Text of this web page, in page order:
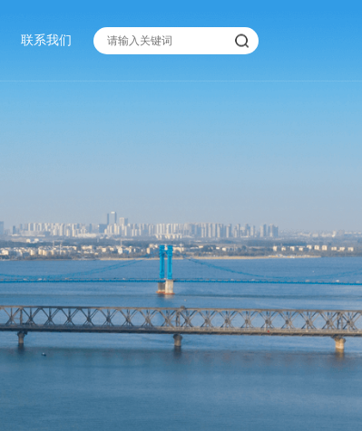
联系我们